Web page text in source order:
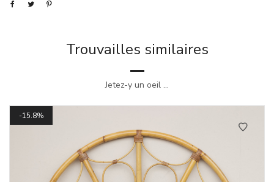
Trouvailles similaires
Jetez-y un oeil ...
15.8%